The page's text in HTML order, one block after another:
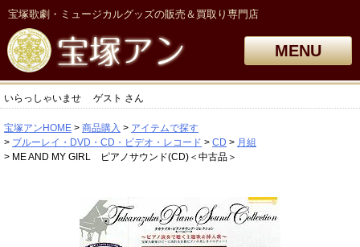
宝塚歌劇・ミュージカルグッズの販売＆買取り専門店
MENU
いらっしゃいませ ゲスト さん
宝塚アンHOME 商品購入
アイテムで探す
ブルーレイ・DVD・CD・ビデオ・レコード
CD
月組
ME AND MY GIRL ピアノサウンド(CD)＜中古品＞